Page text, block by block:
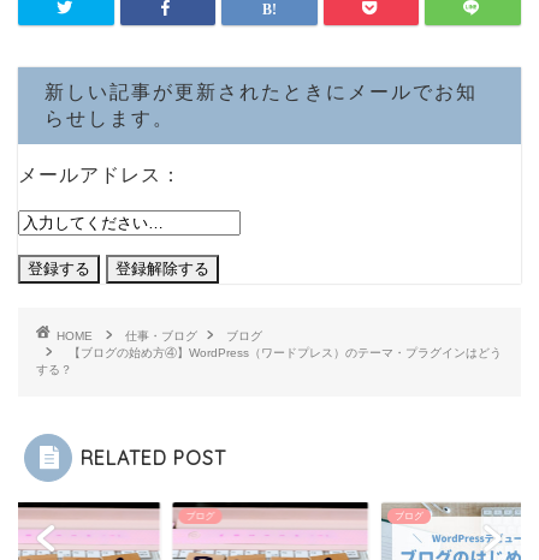
新しい記事が更新されたときにメールでお知
らせします。
メールアドレス：
HOME 仕事・ブログ
ブログ
【ブログの始め方④】WordPress（ワードプレス）のテーマ・プラグインはどう
する？
RELATED POST
ブログ ブログ